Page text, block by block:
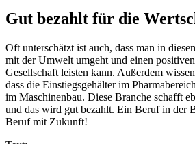
Gut bezahlt für die
Oft unterschätzt ist auch, dass man in
mit der Umwelt umgeht und einen
Gesellschaft leisten kann. Außerdem
dass die Einstiegsgehälter im
im Maschinenbau. Diese Branche schafft
und das wird gut bezahlt. Ein Beruf in der
Beruf mit Zukunft!